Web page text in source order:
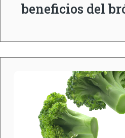
beneficios del